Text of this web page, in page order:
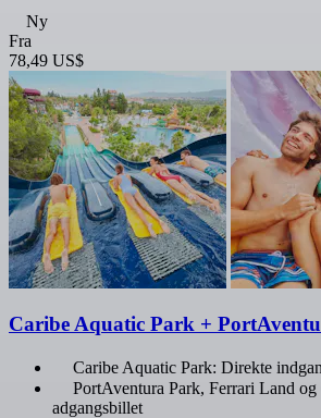
Ny
Fra
78,49 US$
Caribe Aquatic Park +
Caribe Aquatic Park: Direkte
PortAventura Park, Ferrari Land
adgangsbillet